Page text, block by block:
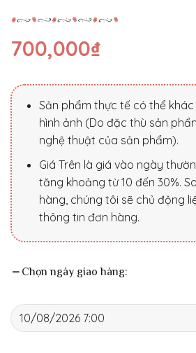
700,000₫
Sản phẩm thực tế có thể
hình ảnh (Do đặc thù sản
nghệ thuật của sản phẩm).
Giá Trên là giá vào ngày
tăng khoảng từ 10 đến 30%.
hàng, chúng tôi sẽ chủ động
thông tin đơn hàng.
Chọn ngày giao hàng: